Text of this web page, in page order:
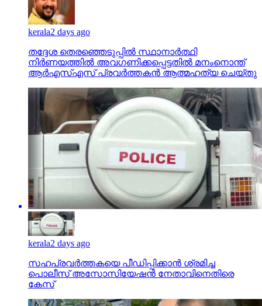
kerala2 days ago
തദ്ദേശ തെരഞ്ഞെടുപ്പില്‍ സ്ഥാനാര്‍ത്ഥി
നിര്‍ണയത്തില്‍ അവഗണിക്കപ്പെട്ടതില്‍ മനംനൊന്ത്
ആര്‍എസ്എസ് പ്രവര്‍ത്തകന്‍ ആത്മഹത്യ ചെയ്തു
kerala2 days ago
സഹപ്രവര്‍ത്തകയെ പീഡിപ്പിക്കാന്‍ ശ്രമിച്ച
പൊലീസ് അസോസിയേഷന്‍ നേതാവിനെതിരെ
കേസ്